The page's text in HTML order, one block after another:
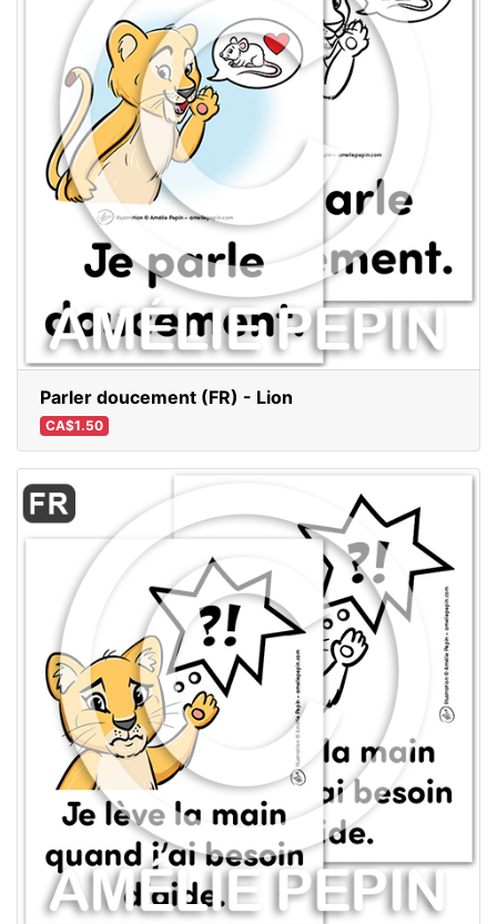
Parler doucement (FR) - Lion
CA$1.50